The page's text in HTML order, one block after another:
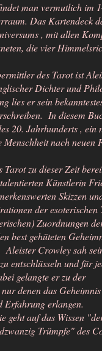
man vermutlich im
Das Kartendeck
, mit allen
die vier
des Tarot ist
Dichter und
lies er sein
In diesem
20. Jahrhunderts , ein
nach neuen
zu dieser Zeit
Künstlerin
Skizzen
der esoterischen
Zuordnungen
best gehüteten
Crowley sah
entschlüsseln und für
gelangte er zu der
denen das
Erfahrung erlangen.
geht auf das Wissen
Trümpfe" des